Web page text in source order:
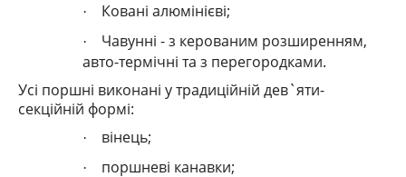
· Ковані алюмінієві;
·
Чавунні - з керованим розширенням,
авто-термічні та з перегородками.
Усі поршні виконані у традиційній дев`яти-
секційній формі:
· вінець;
· поршневі канавки;